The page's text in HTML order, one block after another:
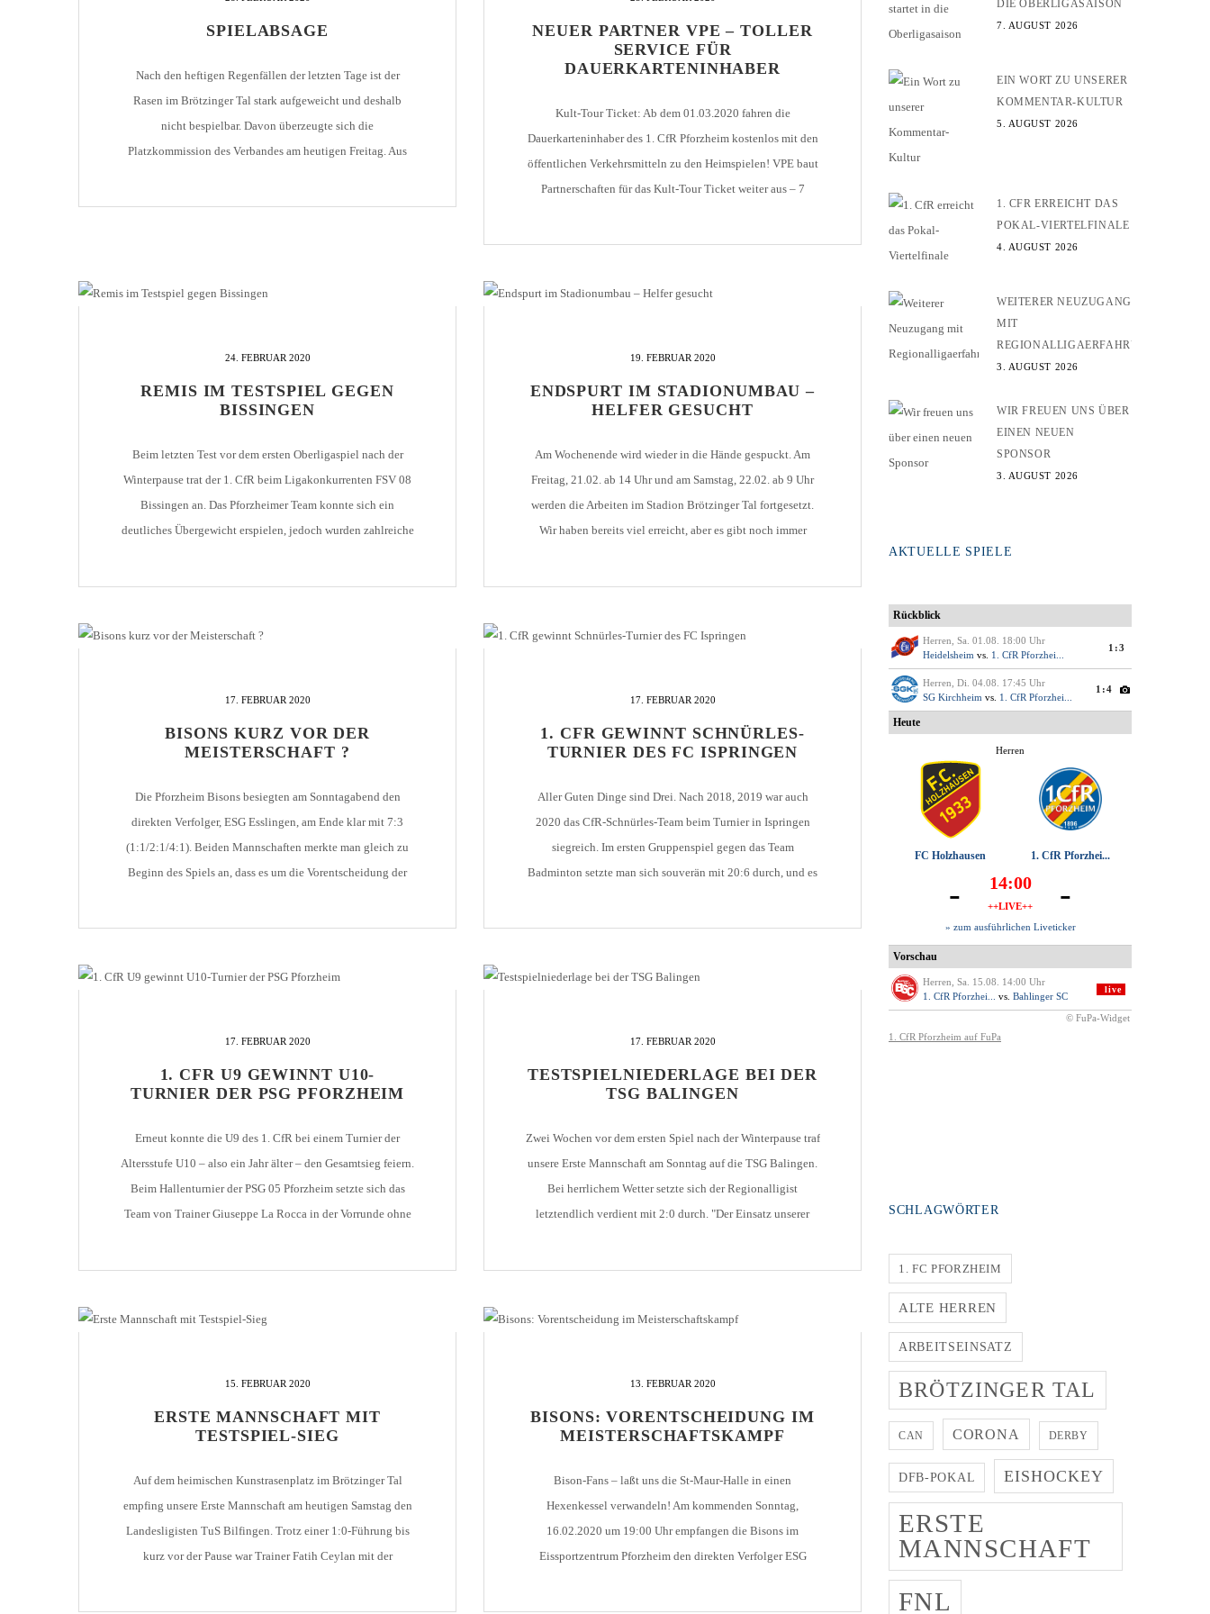
LIGA – SPIELPLAN
LIGA – TORSCHÜTZEN
U10 / E2 (2011)
U9 / F1 (2012)
SCHNÜRLES
MITGLIEDSCHAFT
1. CFR PFORZHEIM 1896
SAISON 2015/2016
DOKUMENTE
VIDEOCLIPS
SPIELABSAGE
Nach den heftigen Regenfällen der letzten Tage ist der
Rasen im Brötzinger Tal stark aufgeweicht und deshalb
nicht bespielbar. Davon überzeugte sich die
Platzkommission des Verbandes am heutigen Freitag. Aus
NEUER PARTNER VPE – TOLLER
SERVICE FÜR
DAUERKARTENINHABER
Kult-Tour Ticket: Ab dem 01.03.2020 fahren die
Dauerkarteninhaber des 1. CfR Pforzheim kostenlos mit den
öffentlichen Verkehrsmitteln zu den Heimspielen! VPE baut
Partnerschaften für das Kult-Tour Ticket weiter aus – 7
Pforzheim-Enzkreis an, [...]
24. FEBRUAR 2020
REMIS IM TESTSPIEL GEGEN
BISSINGEN
Beim letzten Test vor dem ersten Oberligaspiel nach der
Winterpause trat der 1. CfR beim Ligakonkurrenten FSV 08
Bissingen an. Das Pforzheimer Team konnte sich ein
deutliches Übergewicht erspielen, jedoch wurden zahlreiche
19. FEBRUAR 2020
ENDSPURT IM STADIONUMBAU –
HELFER GESUCHT
Am Wochenende wird wieder in die Hände gespuckt. Am
Freitag, 21.02. ab 14 Uhr und am Samstag, 22.02. ab 9 Uhr
werden die Arbeiten im Stadion Brötzinger Tal fortgesetzt.
Wir haben bereits viel erreicht, aber es gibt noch immer
17. FEBRUAR 2020
BISONS KURZ VOR DER
MEISTERSCHAFT ?
Die Pforzheim Bisons besiegten am Sonntagabend den
direkten Verfolger, ESG Esslingen, am Ende klar mit 7:3
(1:1/2:1/4:1). Beiden Mannschaften merkte man gleich zu
Beginn des Spiels an, dass es um die Vorentscheidung der
17. FEBRUAR 2020
1. CFR GEWINNT SCHNÜRLES-
TURNIER DES FC ISPRINGEN
Aller Guten Dinge sind Drei. Nach 2018, 2019 war auch
2020 das CfR-Schnürles-Team beim Turnier in Ispringen
siegreich. Im ersten Gruppenspiel gegen das Team
Badminton setzte man sich souverän mit 20:6 durch, und es
17. FEBRUAR 2020
1. CFR U9 GEWINNT U10-
TURNIER DER PSG PFORZHEIM
Erneut konnte die U9 des 1. CfR bei einem Turnier der
Altersstufe U10 – also ein Jahr älter – den Gesamtsieg feiern.
Beim Hallenturnier der PSG 05 Pforzheim setzte sich das
Team von Trainer Giuseppe La Rocca in der Vorrunde ohne
17. FEBRUAR 2020
TESTSPIELNIEDERLAGE BEI DER
TSG BALINGEN
Zwei Wochen vor dem ersten Spiel nach der Winterpause traf
unsere Erste Mannschaft am Sonntag auf die TSG Balingen.
Bei herrlichem Wetter setzte sich der Regionalligist
letztendlich verdient mit 2:0 durch. "Der Einsatz unserer
15. FEBRUAR 2020
ERSTE MANNSCHAFT MIT
TESTSPIEL-SIEG
Auf dem heimischen Kunstrasenplatz im Brötzinger Tal
empfing unsere Erste Mannschaft am heutigen Samstag den
Landesligisten TuS Bilfingen. Trotz einer 1:0-Führung bis
kurz vor der Pause war Trainer Fatih Ceylan mit der
13. FEBRUAR 2020
BISONS: VORENTSCHEIDUNG IM
MEISTERSCHAFTSKAMPF
Bison-Fans – laßt uns die St-Maur-Halle in einen
Hexenkessel verwandeln! Am kommenden Sonntag,
16.02.2020 um 19:00 Uhr empfangen die Bisons im
Eissportzentrum Pforzheim den direkten Verfolger ESG
DIE OBERLIGASAISON
7. AUGUST 2026
EIN WORT ZU UNSERER
KOMMENTAR-KULTUR
5. AUGUST 2026
1. CFR ERREICHT DAS
POKAL-VIERTELFINALE
4. AUGUST 2026
WEITERER NEUZUGANG
MIT
REGIONALLIGAERFAHRUNG
3. AUGUST 2026
WIR FREUEN UNS ÜBER
EINEN NEUEN
SPONSOR
3. AUGUST 2026
AKTUELLE SPIELE
SCHLAGWÖRTER
1. FC PFORZHEIM
ALTE HERREN
ARBEITSEINSATZ
BRÖTZINGER TAL
CAN CORONA DERBY
DFB-POKAL EISHOCKEY
ERSTE
MANNSCHAFT
FNL